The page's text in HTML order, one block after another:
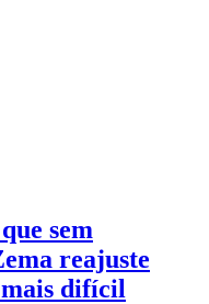
sem
reajuste
difícil